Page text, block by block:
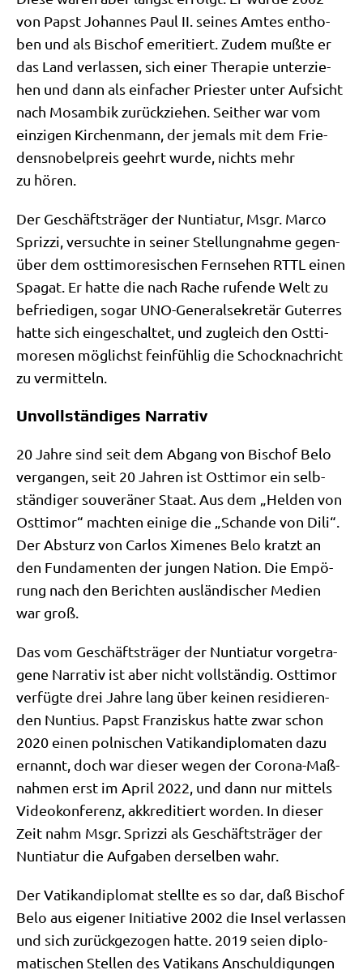
von Papst Johan­nes Paul II. sei­nes Amtes ent­ho­
ben und als Bischof eme­ri­tiert. Zudem muß­te er
das Land ver­las­sen, sich einer The­ra­pie unter­zie­
hen und dann als ein­fa­cher Prie­ster unter Auf­sicht
nach Mosam­bik zurück­zie­hen. Seit­her war vom
ein­zi­gen Kir­chen­mann, der jemals mit dem Frie­
dens­no­bel­preis geehrt wur­de, nichts mehr
zu hören.
Der Geschäfts­trä­ger der Nun­tia­tur, Msgr. Mar­co
Spriz­zi, ver­such­te in sei­ner Stel­lung­nah­me gegen­
über dem ost­ti­mo­re­si­schen Fern­se­hen RTTL einen
Spa­gat. Er hat­te die nach Rache rufen­de Welt zu
befrie­di­gen, sogar UNO-Gene­ral­se­kre­tär Guter­res
hat­te sich ein­ge­schal­tet, und zugleich den Ost­ti­
mo­re­sen mög­lichst fein­füh­lig die Schock­nach­richt
zu vermitteln.
Unvollständiges Narrativ
20 Jah­re sind seit dem Abgang von Bischof Belo
ver­gan­gen, seit 20 Jah­ren ist Ost­ti­mor ein selb­
stän­di­ger sou­ve­rä­ner Staat. Aus dem „Hel­den von
Ost­ti­mor“ mach­ten eini­ge die „Schan­de von Dili“.
Der Absturz von Car­los Xime­nes Belo kratzt an
den Fun­da­men­ten der jun­gen Nati­on. Die Empö­
rung nach den Berich­ten aus­län­di­scher Medi­en
war groß.
Das vom Geschäfts­trä­ger der Nun­tia­tur vor­ge­tra­
ge­ne Nar­ra­tiv ist aber nicht voll­stän­dig. Ost­ti­mor
ver­füg­te drei Jah­re lang über kei­nen resi­die­ren­
den Nun­ti­us. Papst Fran­zis­kus hat­te zwar schon
2020 einen pol­ni­schen Vati­kan­di­plo­ma­ten dazu
ernannt, doch war die­ser wegen der Coro­na-Maß­
nah­men erst im April 2022, und dann nur mit­tels
Video­kon­fe­renz, akkre­di­tiert wor­den. In die­ser
Zeit nahm Msgr. Spriz­zi als Geschäfts­trä­ger der
Nun­tia­tur die Auf­ga­ben der­sel­ben wahr.
Der Vati­kan­di­plo­mat stell­te es so dar, daß Bischof
Belo aus eige­ner Initia­ti­ve 2002 die Insel ver­las­sen
und sich zurück­ge­zo­gen hat­te. 2019 sei­en diplo­
ma­ti­schen Stel­len des Vati­kans Anschul­di­gun­gen